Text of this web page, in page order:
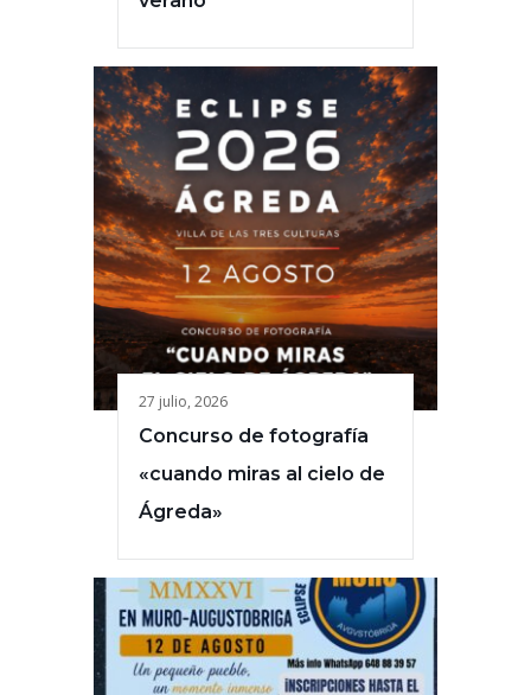
27 julio, 2026
Concurso de fotografía
«cuando miras al cielo de
Ágreda»